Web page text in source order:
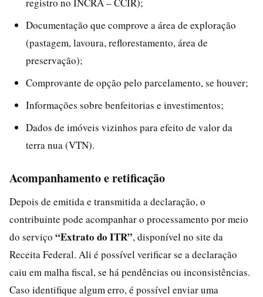
Documentação que comprove a área de exploração
(pastagem, lavoura, reflorestamento, área de
preservação);
Comprovante de opção pelo parcelamento, se houver;
Informações sobre benfeitorias e investimentos;
Dados de imóveis vizinhos para efeito de valor da
terra nua (VTN).
Acompanhamento e retificação
Depois de emitida e transmitida a declaração, o
contribuinte pode acompanhar o processamento por meio
do serviço “Extrato do ITR”, disponível no site da
Receita Federal. Ali é possível verificar se a declaração
caiu em malha fiscal, se há pendências ou inconsistências.
Caso identifique algum erro, é possível enviar uma